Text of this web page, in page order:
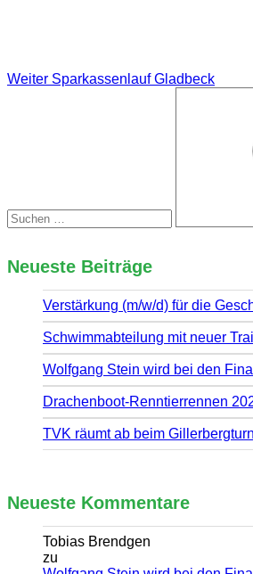
Weiter Sparkassenlauf Gladbeck
Neueste Beiträge
Verstärkung (m/w/d) für die
Schwimmabteilung mit neuer
Wolfgang Stein wird bei den
Drachenboot-Renntierrennen
TVK räumt ab beim
Neueste Kommentare
Tobias Brendgen
zu